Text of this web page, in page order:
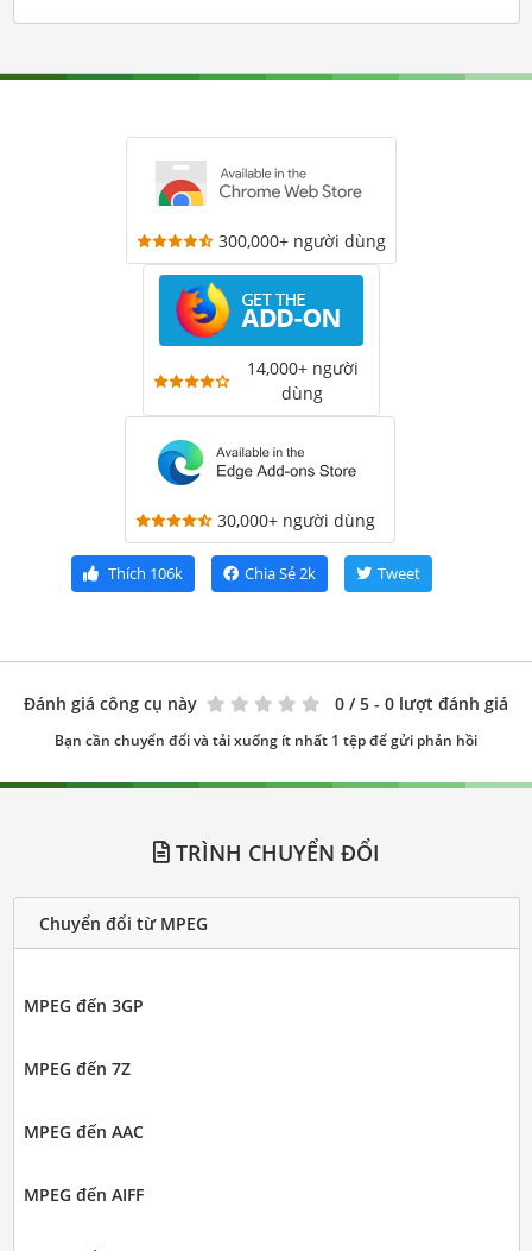
300,000+ người dùng
14,000+ người
dùng
30,000+ người dùng
Thích 106k Chia Sẻ2k Tweet
Đánh giá công cụ này 0 / 5 - 0 lượt đánh giá
Bạn cần chuyển đổi và tải xuống ít nhất 1 tệp để gửi phản hồi
TRÌNH CHUYỂN ĐỔI
Chuyển đổi từ MPEG
MPEG đến 3GP
MPEG đến 7Z
MPEG đến AAC
MPEG đến AIFF